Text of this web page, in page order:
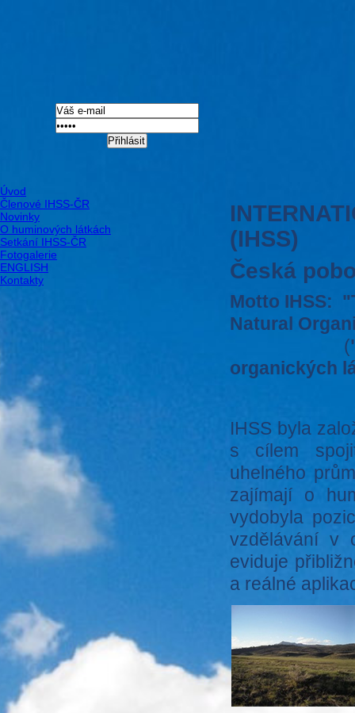
Přihlásit
(IHSS)
Česká
Motto IHSS:
Natural
(
organických
IHSS byla
s cílem
uhelného
zajímají o
vydobyla
vzdělávání v
eviduje
a reálné
Úvod
Členové IHSS-ČR
Novinky
O huminových látkách
Setkání IHSS-ČR
Fotogalerie
ENGLISH
Kontakty